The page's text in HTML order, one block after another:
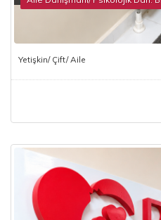
Yetişkin/ Çift/ Aile